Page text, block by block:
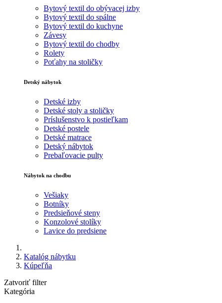
Bytový textil do obývacej izby
Bytový textil do spálne
Bytový textil do kuchyne
Závesy
Bytový textil do chodby
Rolety
Poťahy na stoličky
Detský nábytok
Detské izby
Detské stoly a stoličky
Príslušenstvo k postieľkam
Detské postele
Detské matrace
Detský nábytok
Prebaľovacie pulty
Nábytok na chodbu
Vešiaky
Botníky
Predsieňové steny
Konzolové stolíky
Lavice do predsiene
Katalóg nábytku
Kúpeľňa
Zatvoriť filter
Kategória